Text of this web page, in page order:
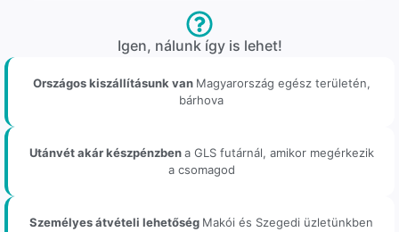
Igen, nálunk így is lehet!
Országos kiszállításunk van Magyarország egész területén,
bárhova
Utánvét akár készpénzbena GLS futárnál, amikor megérkezik
a csomagod
Személyes átvételi lehetőség Makói és Szegedi üzletünkben